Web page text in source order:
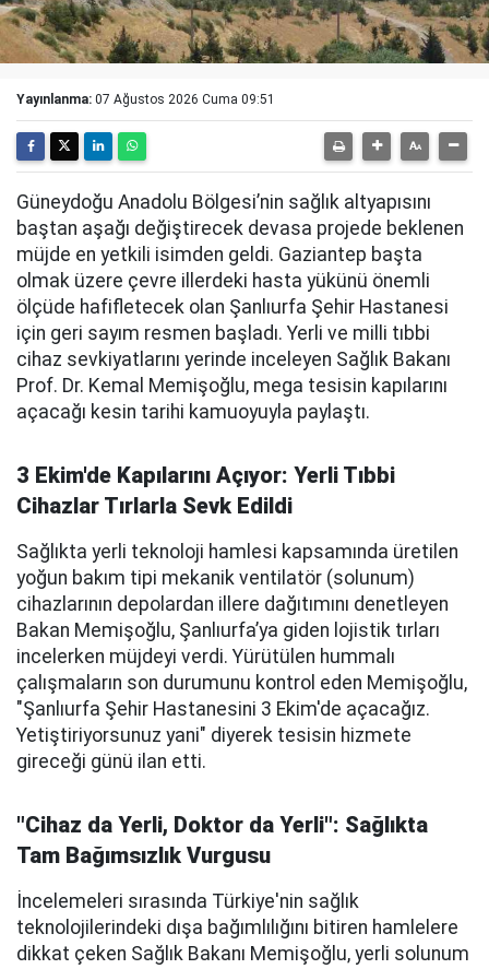
Yayınlanma: 07 Ağustos 2026 Cuma 09:51
Güneydoğu Anadolu Bölgesi’nin sağlık altyapısını
baştan aşağı değiştirecek devasa projede beklenen
müjde en yetkili isimden geldi. Gaziantep başta
olmak üzere çevre illerdeki hasta yükünü önemli
ölçüde hafifletecek olan Şanlıurfa Şehir Hastanesi
için geri sayım resmen başladı. Yerli ve milli tıbbi
cihaz sevkiyatlarını yerinde inceleyen Sağlık Bakanı
Prof. Dr. Kemal Memişoğlu, mega tesisin kapılarını
açacağı kesin tarihi kamuoyuyla paylaştı.
3 Ekim'de Kapılarını Açıyor: Yerli Tıbbi
Cihazlar Tırlarla Sevk Edildi
Sağlıkta yerli teknoloji hamlesi kapsamında üretilen
yoğun bakım tipi mekanik ventilatör (solunum)
cihazlarının depolardan illere dağıtımını denetleyen
Bakan Memişoğlu, Şanlıurfa’ya giden lojistik tırları
incelerken müjdeyi verdi. Yürütülen hummalı
çalışmaların son durumunu kontrol eden Memişoğlu,
"Şanlıurfa Şehir Hastanesini 3 Ekim'de açacağız.
Yetiştiriyorsunuz yani" diyerek tesisin hizmete
gireceği günü ilan etti.
"Cihaz da Yerli, Doktor da Yerli": Sağlıkta
Tam Bağımsızlık Vurgusu
İncelemeleri sırasında Türkiye'nin sağlık
teknolojilerindeki dışa bağımlılığını bitiren hamlelere
dikkat çeken Sağlık Bakanı Memişoğlu, yerli solunum